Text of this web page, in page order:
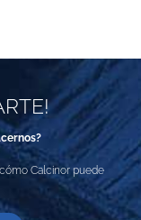
Calcinor puede